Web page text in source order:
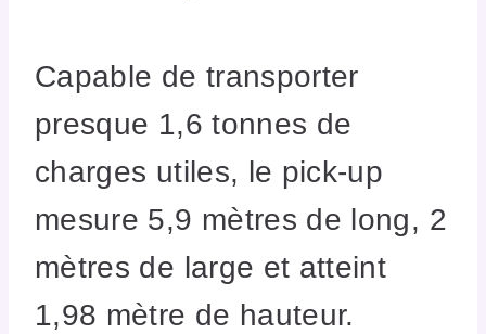
Capable de transporter
presque 1,6 tonnes de
charges utiles, le pick-up
mesure 5,9 mètres de long, 2
mètres de large et atteint
1,98 mètre de hauteur.